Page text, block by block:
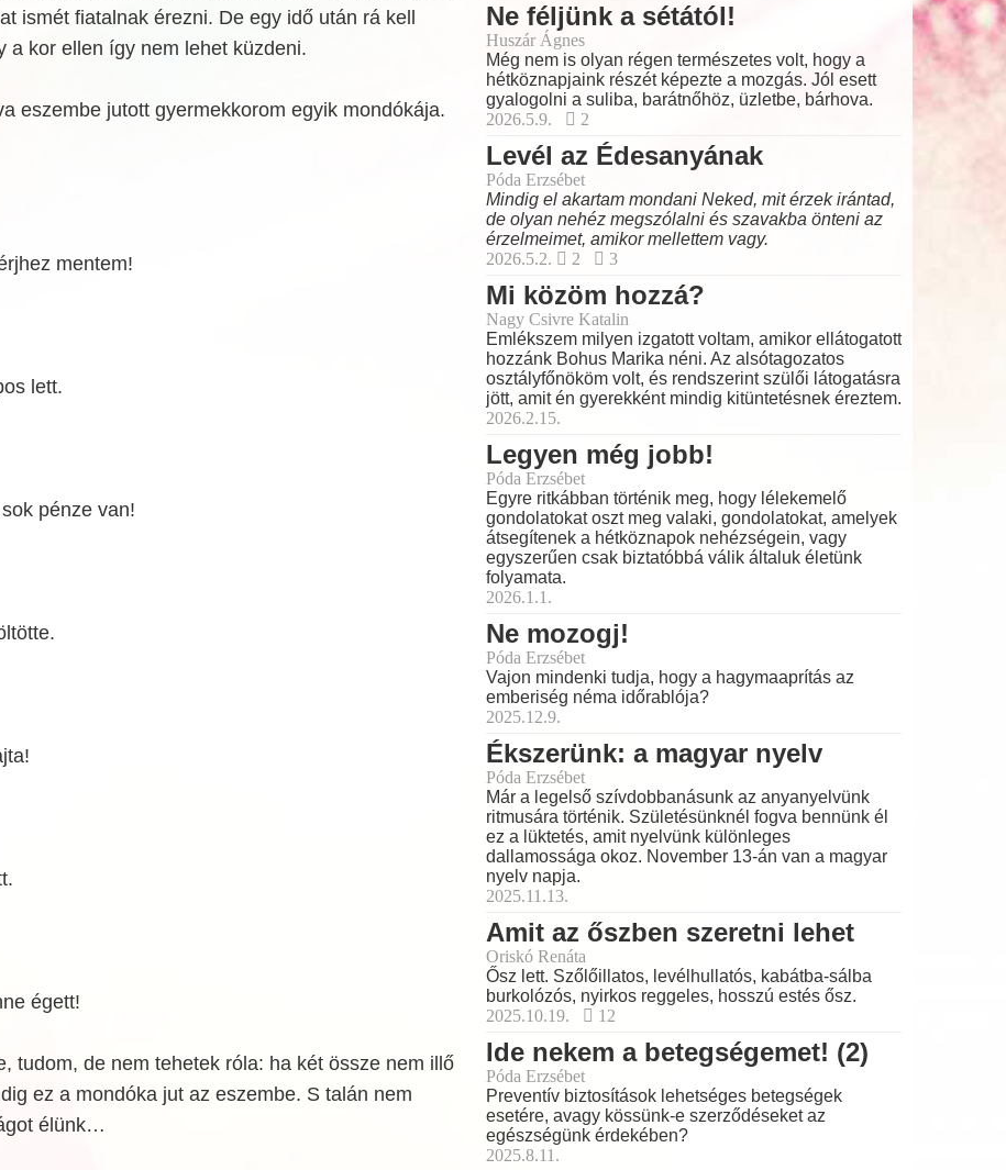
ismét fiatalnak érezni. De egy idő után rá kell
a kor ellen így nem lehet küzdeni.
eszembe jutott gyermekkorom egyik mondókája.
mentem!
lett.
pénze van!
égett!
tudom, de nem tehetek róla: ha két össze nem illő
ez a mondóka jut az eszembe. S talán nem
élünk…
Ne féljünk a sétától!
Huszár Ágnes
Még nem is olyan régen természetes volt, hogy a
hétköznapjaink részét képezte a mozgás. Jól esett
gyalogolni a suliba, barátnőhöz, üzletbe, bárhova.
2026.5.9.
2
Levél az Édesanyának
Póda Erzsébet
Mindig el akartam mondani Neked, mit érzek irántad,
de olyan nehéz megszólalni és szavakba önteni az
érzelmeimet, amikor mellettem vagy.
2026.5.2.
2 3
Mi közöm hozzá?
Nagy Csivre Katalin
Emlékszem milyen izgatott voltam, amikor ellátogatott
hozzánk Bohus Marika néni. Az alsótagozatos
osztályfőnököm volt, és rendszerint szülői látogatásra
jött, amit én gyerekként mindig kitüntetésnek éreztem.
2026.2.15.
Legyen még jobb!
Póda Erzsébet
Egyre ritkábban történik meg, hogy lélekemelő
gondolatokat oszt meg valaki, gondolatokat, amelyek
átsegítenek a hétköznapok nehézségein, vagy
egyszerűen csak biztatóbbá válik általuk életünk
folyamata.
2026.1.1.
Ne mozogj!
Póda Erzsébet
Vajon mindenki tudja, hogy a hagymaaprítás az
emberiség néma időrablója?
2025.12.9.
Ékszerünk: a magyar nyelv
Póda Erzsébet
Már a legelső szívdobbanásunk az anyanyelvünk
ritmusára történik. Születésünknél fogva bennünk él
ez a lüktetés, amit nyelvünk különleges
dallamossága okoz. November 13-án van a magyar
nyelv napja.
2025.11.13.
Amit az őszben szeretni lehet
Oriskó Renáta
Ősz lett. Szőlőillatos, levélhullatós, kabátba-sálba
burkolózós, nyirkos reggeles, hosszú estés ősz.
2025.10.19.
12
Ide nekem a betegségemet! (2)
Póda Erzsébet
Preventív biztosítások lehetséges betegségek
esetére, avagy kössünk-e szerződéseket az
egészségünk érdekében?
2025.8.11.